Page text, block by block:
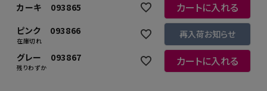
カーキ 093865 カートに入れる
ピンク 093866
在庫切れ
再入荷お知らせ
グレー 093867
残りわずか カートに入れる